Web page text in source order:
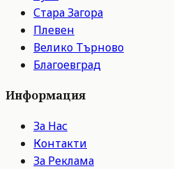
Стара Загора
Плевен
Велико Търново
Благоевград
Информация
За Нас
Контакти
За Реклама